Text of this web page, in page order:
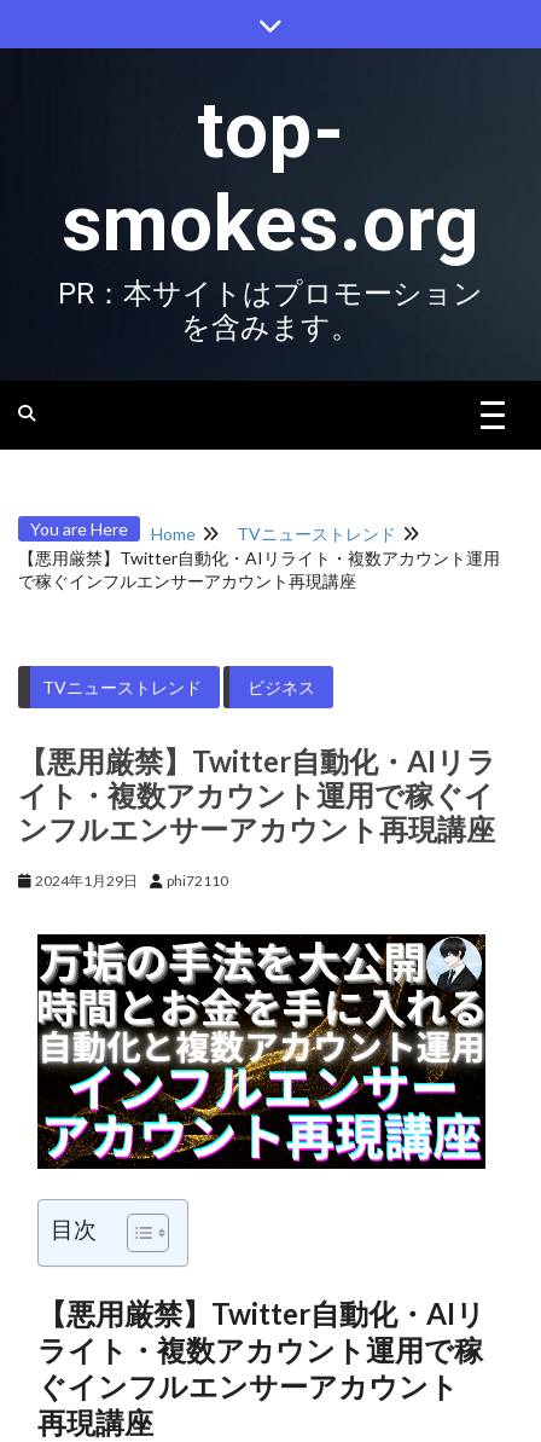
top-
smokes.org
PR：本サイトはプロモーション
を含みます。
You are Here Home
TVニューストレンド
【悪用厳禁】Twitter自動化・AIリライト・複数アカウント運用
で稼ぐインフルエンサーアカウント再現講座
TVニューストレンド ビジネス
【悪用厳禁】Twitter自動化・AIリラ
イト・複数アカウント運用で稼ぐイ
ンフルエンサーアカウント再現講座
2024年1月29日 phi72110
目次
【悪用厳禁】Twitter自動化・AIリ
ライト・複数アカウント運用で稼
ぐインフルエンサーアカウント
再現講座